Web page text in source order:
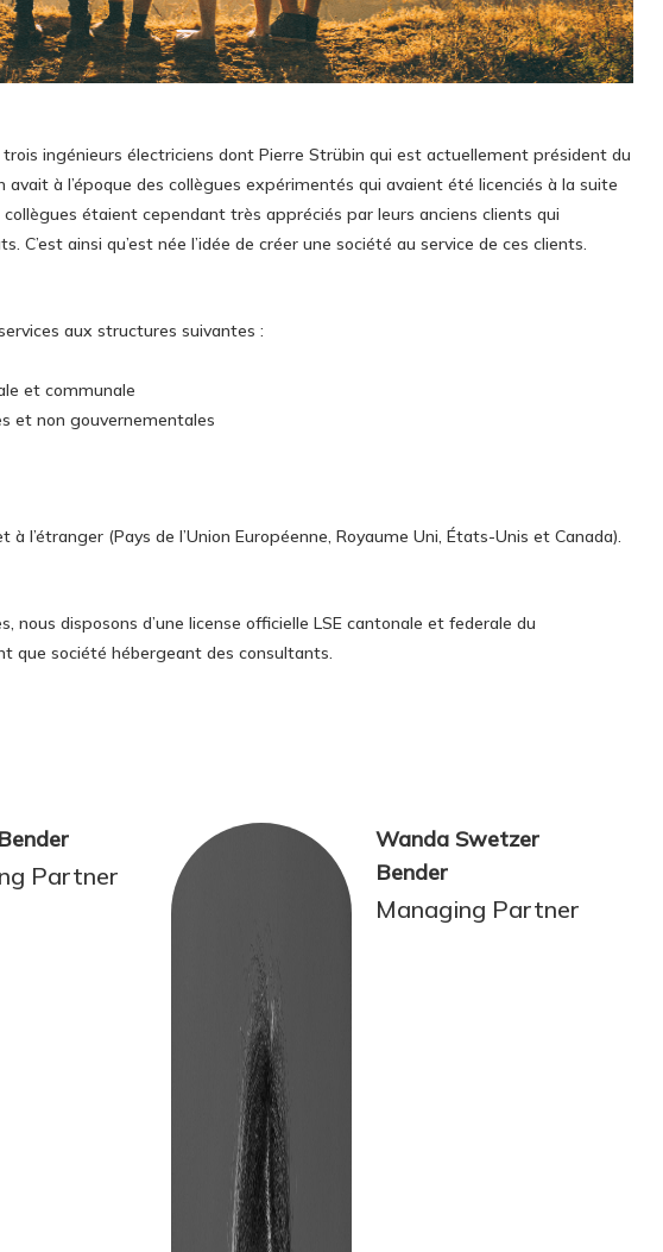
ingénieurs électriciens dont Pierre Strübin qui est actuellement président du
avait à l’époque des collègues expérimentés qui avaient été licenciés à la suite
étaient cependant très appréciés par leurs anciens clients qui
C’est ainsi qu’est née l’idée de créer une société au service de ces clients.
aux structures suivantes :
et communale
et non gouvernementales
l’étranger (Pays de l’Union Européenne, Royaume Uni, États-Unis et Canada).
nous disposons d’une license officielle LSE cantonale et federale du
que société hébergeant des consultants.
Partner
Wanda Swetzer
Bender
Managing Partner